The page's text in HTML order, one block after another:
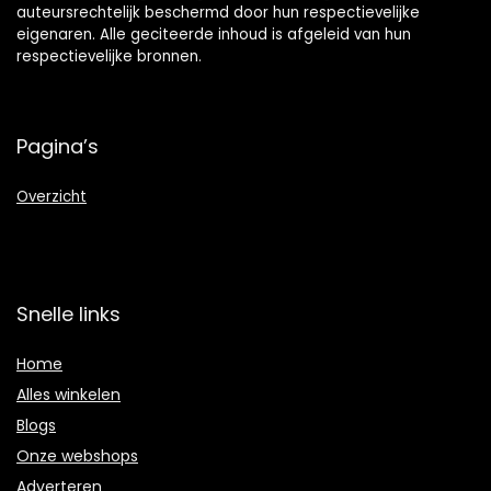
auteursrechtelijk beschermd door hun respectievelijke
eigenaren. Alle geciteerde inhoud is afgeleid van hun
respectievelijke bronnen.
Pagina’s
Overzicht
Snelle links
Home
Alles winkelen
Blogs
Onze webshops